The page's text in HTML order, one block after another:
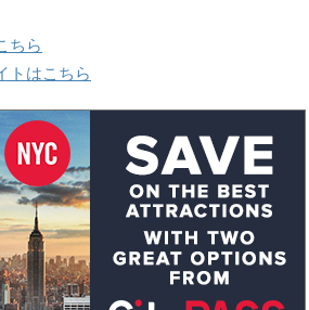
ちら
トはこちら